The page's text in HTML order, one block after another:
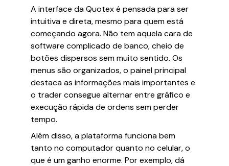
A interface da Quotex é pensada para ser
intuitiva e direta, mesmo para quem está
começando agora. Não tem aquela cara de
software complicado de banco, cheio de
botões dispersos sem muito sentido. Os
menus são organizados, o painel principal
destaca as informações mais importantes e
o trader consegue alternar entre gráfico e
execução rápida de ordens sem perder
tempo.
Além disso, a plataforma funciona bem
tanto no computador quanto no celular, o
que é um ganho enorme. Por exemplo, dá